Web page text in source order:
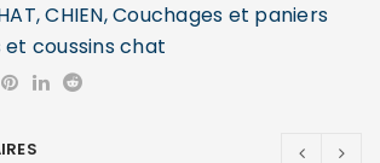
,CHIEN,Couchages et paniers
et coussins chat